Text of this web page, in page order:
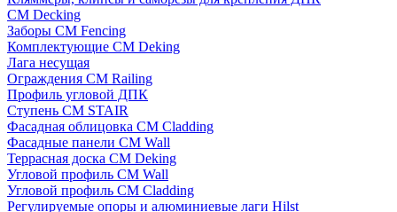
CM Decking
Заборы CM Fencing
Комплектующие CM Deking
Лага несущая
Ограждения CM Railing
Профиль угловой ДПК
Ступень CM STAIR
Фасадная облицовка CM Cladding
Фасадные панели CM Wall
Террасная доска CM Deking
Угловой профиль CM Wall
Угловой профиль CM Cladding
Регулируемые опоры и алюминиевые лаги Hilst